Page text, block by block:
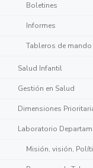
Boletines
Informes
Tableros de mando
Salud Infantil
Gestión en Salud
Dimensiones
Laboratorio
Misión, visión,